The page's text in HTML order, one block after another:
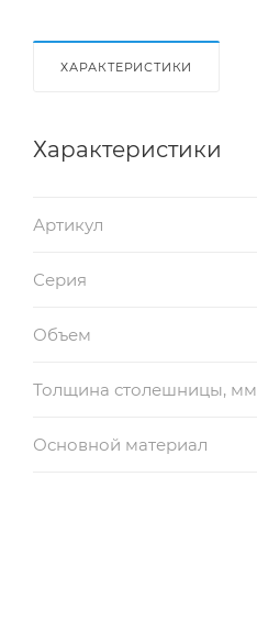
ХАРАКТЕРИСТИКИ
Характеристики
Артикул
Серия
Объем
Толщина столешницы, мм
Основной материал